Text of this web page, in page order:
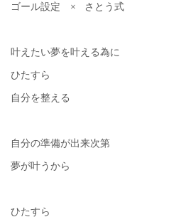
ゴール設定 × さとう式
叶えたい夢を叶える為に
ひたすら
自分を整える
自分の準備が出来次第
夢が叶うから
ひたすら